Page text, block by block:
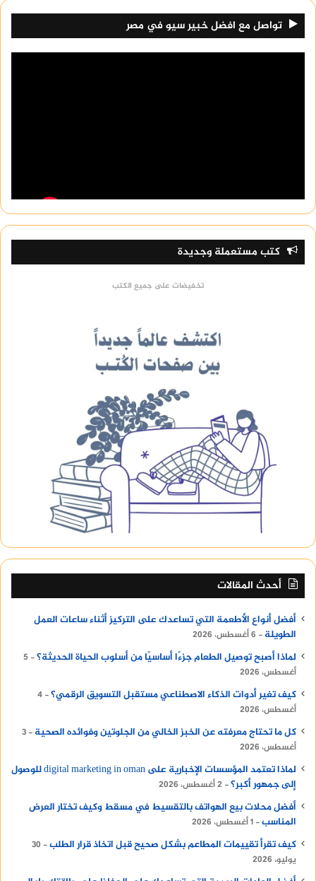
تواصل مع افضل خبير سيو في مصر
كتب مستعملة وجديدة
تخفيضات على جميع الكتب
أحدث المقالات
أفضل أنواع الأطعمة التي تساعدك على التركيز أثناء ساعات العمل
الطويلة
6 أغسطس، 2026
لماذا أصبح توصيل الطعام جزءًا أساسيًا من أسلوب الحياة الحديثة؟
5
أغسطس، 2026
كيف تغير أدوات الذكاء الاصطناعي مستقبل التسويق الرقمي؟ 4
أغسطس، 2026
كل ما تحتاج معرفته عن الخبز الخالي من الجلوتين وفوائده الصحية
3
أغسطس، 2026
لماذا تعتمد المؤسسات الإخبارية على digital marketing in oman للوصول
إلى جمهور أكبر؟ 2 أغسطس، 2026
أفضل محلات بيع الهواتف بالتقسيط في مسقط وكيف تختار العرض
المناسب 1 أغسطس، 2026
كيف تقرأ تقييمات المطاعم بشكل صحيح قبل اتخاذ قرار الطلب
30
يوليو، 2026